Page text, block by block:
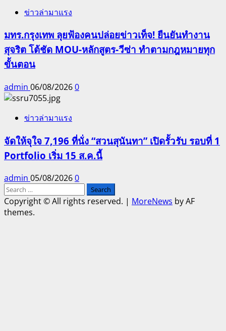
ข่าวล่ามาแรง
มทร.กรุงเทพ ลุยฟ้องคนปล่อยข่าวเท็จ! ยืนยันทำงาน
สุจริต โต้ชัด MOU-หลักสูตร-วีซ่า ทำตามกฎหมายทุก
ขั้นตอน
admin 06/08/20260
ข่าวล่ามาแรง
จัดให้จุใจ 7,196 ที่นั่ง “สวนสุนันทา” เปิดรั้วรับ รอบที่ 1
Portfolio เริ่ม 15 ส.ค.นี้
admin 05/08/20260
Search
for:
Copyright © All rights reserved. | MoreNews by AF
themes.